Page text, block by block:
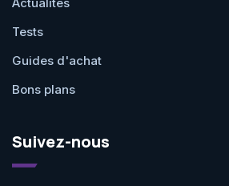
Tests
Guides d'achat
Bons plans
Suivez-nous